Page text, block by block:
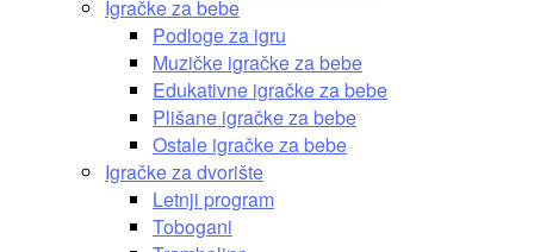
Igračke za bebe
Podloge za igru
Muzičke igračke za bebe
Edukativne igračke za bebe
Plišane igračke za bebe
Ostale igračke za bebe
Igračke za dvorište
Letnji program
Tobogani